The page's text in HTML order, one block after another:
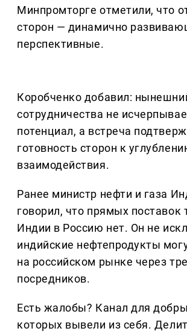
Минпромторге отметили, что
сторон — динамично
перспективные.
Коробченко добавил:
сотрудничества не
потенциал, а встреча
готовность сторон к
взаимодействия.
Ранее министр нефти и газа
говорил, что прямых поставок
Индии в Россию нет. Он не
индийские нефтепродукты
на российском рынке через
посредников.
Есть жалобы? Канал для
которых вывели из себя.